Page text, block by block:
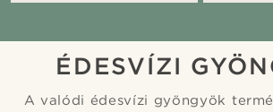
ÉDESVÍZI
A valódi édesvízi gyöngyök